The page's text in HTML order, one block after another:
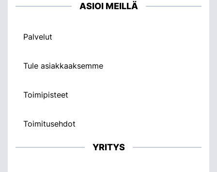
ASIOI MEILLÄ
Palvelut
Tule asiakkaaksemme
Toimipisteet
Toimitusehdot
YRITYS